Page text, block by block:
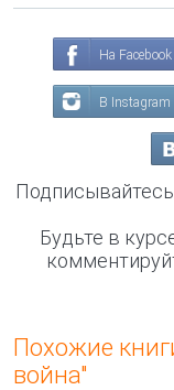
На Facebook
В Instagram
Будьте в
Похожие
война"